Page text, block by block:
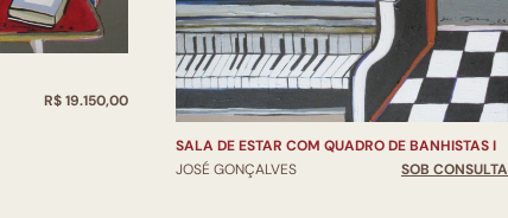
R$ 19.150,00
SALA DE ESTAR COM QUADRO DE BANHISTAS I
JOSÉ GONÇALVES
SOB CONSULTA